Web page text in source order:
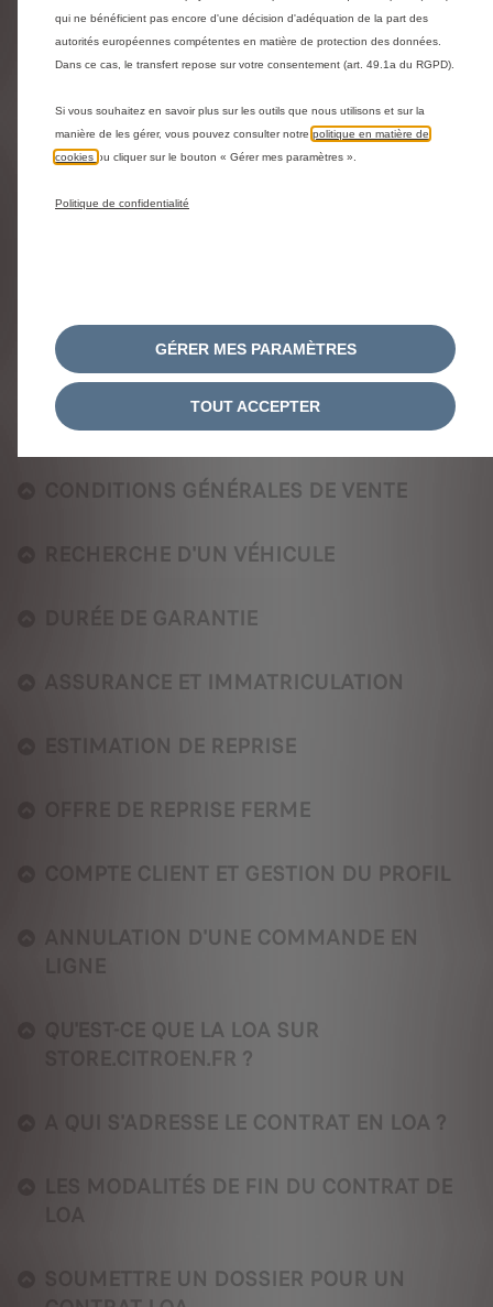
ECONSEILLER A VOTRE ECOUTE
D'ENERGIE
CONFIGURATION
OFFRE DE REMISE VEHICULES EN STOCK
COMMENT PASSER COMMANDE EN LIGNE
CONDITIONS GÉNÉRALES DE VENTE
RECHERCHE D'UN VÉHICULE
DURÉE DE GARANTIE
ASSURANCE ET IMMATRICULATION
ESTIMATION DE REPRISE
OFFRE DE REPRISE FERME
COMPTE CLIENT ET GESTION DU PROFIL
ANNULATION D'UNE COMMANDE EN
QU'EST-CE QUE LA LOA SUR
STORE.CITROEN.FR ?
A QUI S'ADRESSE LE CONTRAT EN LOA ?
LES MODALITÉS DE FIN DU CONTRAT DE
SOUMETTRE UN DOSSIER POUR UN
qui ne bénéficient pas encore d'une décision d'adéquation de la part des
autorités européennes compétentes en matière de protection des données.
Dans ce cas, le transfert repose sur votre consentement (art. 49.1a du RGPD).
Si vous souhaitez en savoir plus sur les outils que nous utilisons et sur la
manière de les gérer, vous pouvez consulter notre politique en matière de
cookies ou cliquer sur le bouton « Gérer mes paramètres ».
Politique de confidentialité
GÉRER MES PARAMÈTRES
TOUT ACCEPTER